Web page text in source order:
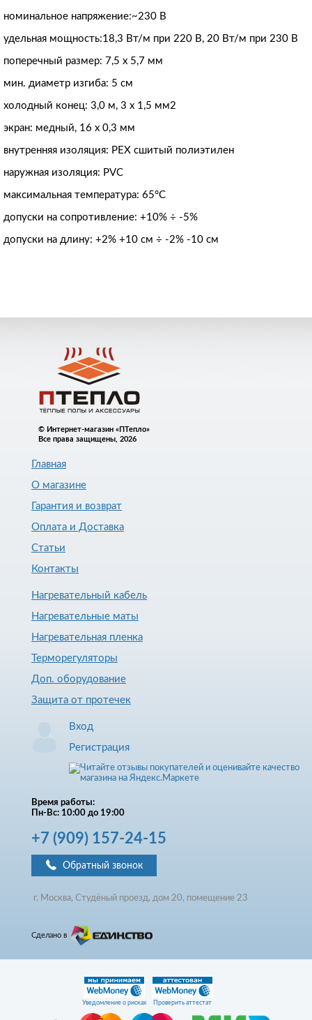
номинальное напряжение:~230 В
удельная мощность:18,3 Вт/м при 220 В, 20 Вт/м при 230 В
поперечный размер: 7,5 х 5,7 мм
мин. диаметр изгиба: 5 см
холодный конец: 3,0 м, 3 х 1,5 мм2
экран: медный, 16 х 0,3 мм
внутренняя изоляция: РЕХ сшитый полиэтилен
наружная изоляция: PVC
максимальная температура: 65°C
допуски на сопротивление: +10% ÷ -5%
допуски на длину: +2% +10 см ÷ -2% -10 см
© Интернет-магазин «ПТепло»
Все права защищены, 2026
Главная
О магазине
Гарантия и возврат
Оплата и Доставка
Статьи
Контакты
Нагревательный кабель
Нагревательные маты
Нагревательная пленка
Терморегуляторы
Доп. оборудование
Защита от протечек
Вход
Регистрация
Время работы:
Пн-Вс: 10:00 до 19:00
+7 (909) 157-24-15
Обратный звонок
г. Москва, Студёный проезд, дом 20, помещение 23
Сделано в
Уведомление о рисках Проверить аттестат